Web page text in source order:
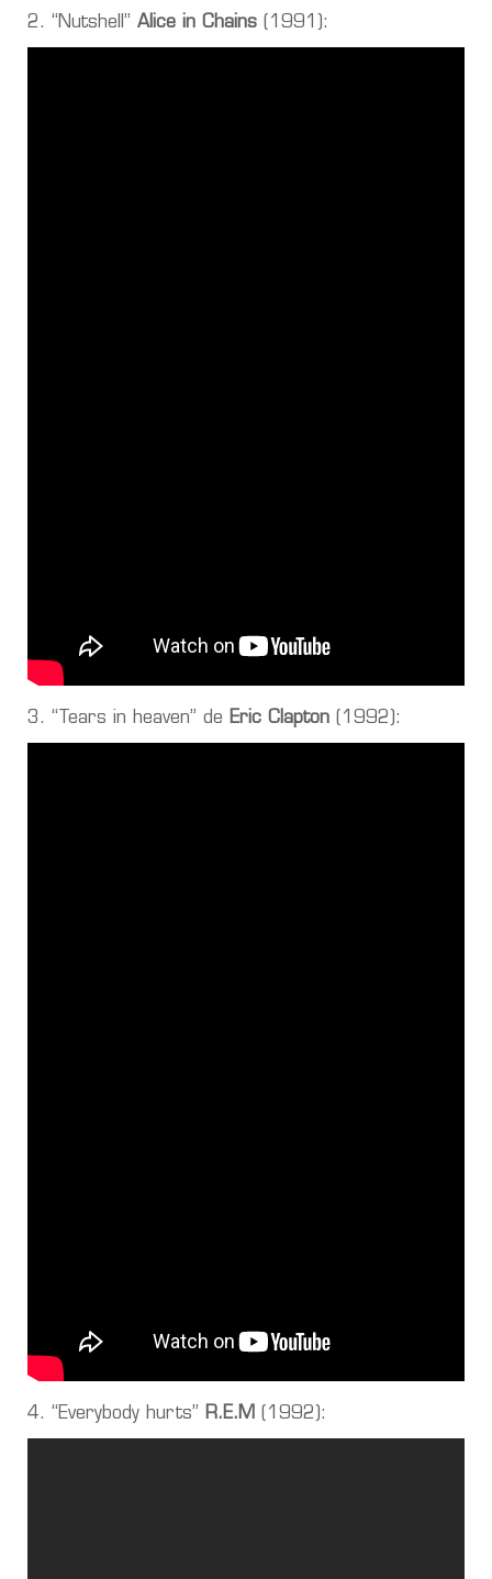
2. “Nutshell” Alice in Chains (1991):
3. “Tears in heaven” de Eric Clapton (1992):
4. “Everybody hurts” R.E.M (1992):